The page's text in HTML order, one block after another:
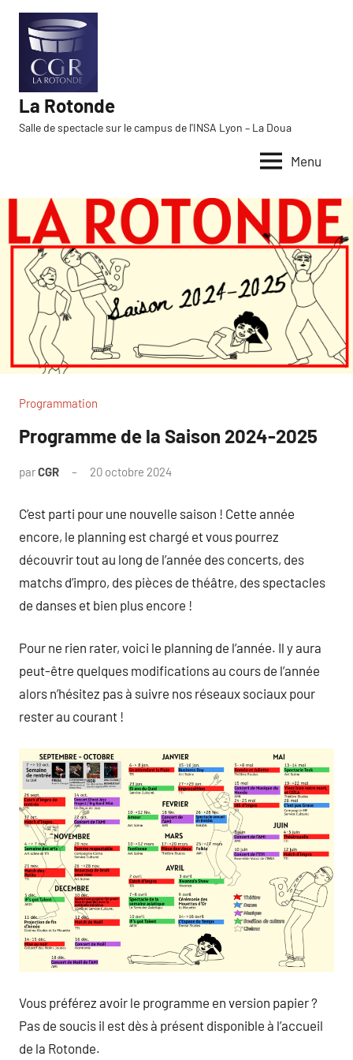
Aller
contenu
La Rotonde
Salle de spectacle sur le campus de l'INSA Lyon – La Doua
Menu
Programmation
Programme de la Saison 2024-2025
parCGR 20 octobre 2024
C’est parti pour une nouvelle saison ! Cette année
encore, le planning est chargé et vous pourrez
découvrir tout au long de l’année des concerts, des
matchs d’impro, des pièces de théâtre, des spectacles
de danses et bien plus encore !
Pour ne rien rater, voici le planning de l’année. Il y aura
peut-être quelques modifications au cours de l’année
alors n’hésitez pas à suivre nos réseaux sociaux pour
rester au courant !
Vous préférez avoir le programme en version papier ?
Pas de soucis il est dès à présent disponible à l’accueil
de la Rotonde.